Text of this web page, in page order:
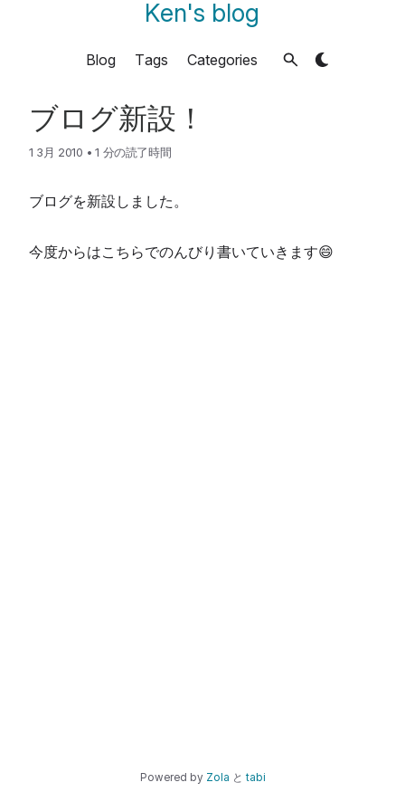
Ken's blog
Blog Tags Categories
ブログ新設！
1 3月 2010 • 1 分の読了時間
ブログを新設しました。
今度からはこちらでのんびり書いていきます😄
Powered by Zola と tabi